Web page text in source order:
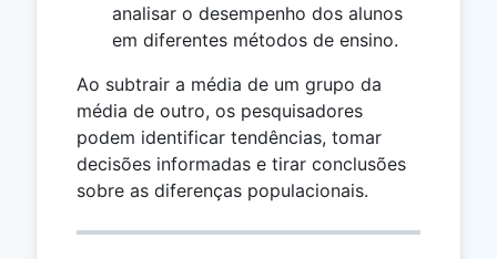
analisar o desempenho dos alunos
em diferentes métodos de ensino.
Ao subtrair a média de um grupo da
média de outro, os pesquisadores
podem identificar tendências, tomar
decisões informadas e tirar conclusões
sobre as diferenças populacionais.